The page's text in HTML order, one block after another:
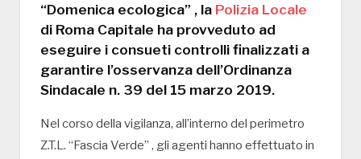
“Domenica ecologica” , la Polizia Locale
di Roma Capitale ha provveduto ad
eseguire i consueti controlli finalizzati a
garantire l’osservanza dell’Ordinanza
Sindacale n. 39 del 15 marzo 2019.
Nel corso della vigilanza, all’interno del perimetro
Z.T.L. “Fascia Verde” , gli agenti hanno effettuato in